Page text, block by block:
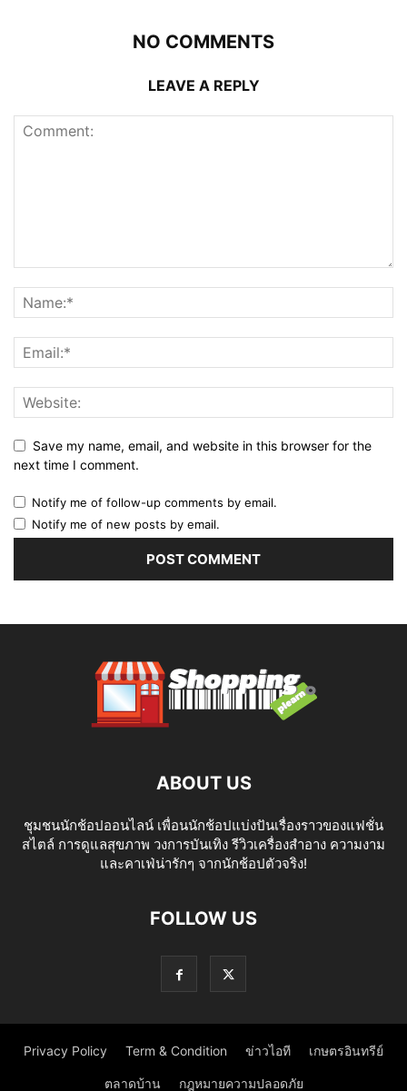
NO COMMENTS
LEAVE A REPLY
Save my name, email, and website in this browser for the
next time I comment.
Notify me of follow-up comments by email.
Notify me of new posts by email.
ABOUT US
ชุมชนนักช้อปออนไลน์ เพื่อนนักช้อปแบ่งปันเรื่องราวของแฟชั่น
สไตล์ การดูแลสุขภาพ วงการบันเทิง รีวิวเครื่องสำอาง ความงาม
และคาเฟ่น่ารักๆ จากนักช้อปตัวจริง!
FOLLOW US
Privacy Policy Term & Condition ข่าวไอที เกษตรอินทรีย์
ตลาดบ้าน กฎหมายความปลอดภัย